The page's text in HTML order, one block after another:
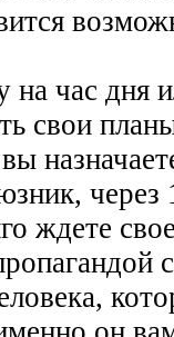
на час дня
свои
ждете